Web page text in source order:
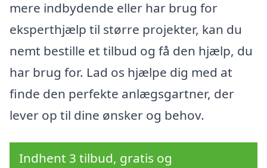
mere indbydende eller har brug for
eksperthjælp til større projekter, kan du
nemt bestille et tilbud og få den hjælp, du
har brug for. Lad os hjælpe dig med at
finde den perfekte anlægsgartner, der
lever op til dine ønsker og behov.
Indhent 3 tilbud, gratis og